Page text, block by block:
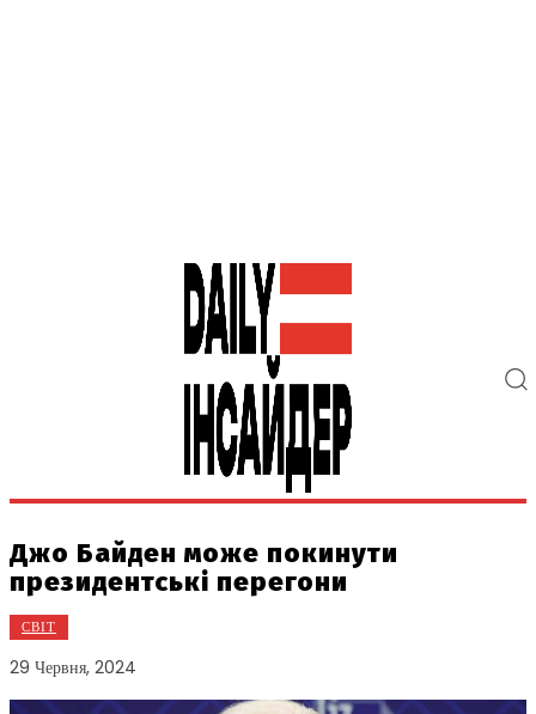
Джо Байден може покинути
президентські перегони
СВІТ
29 Червня, 2024